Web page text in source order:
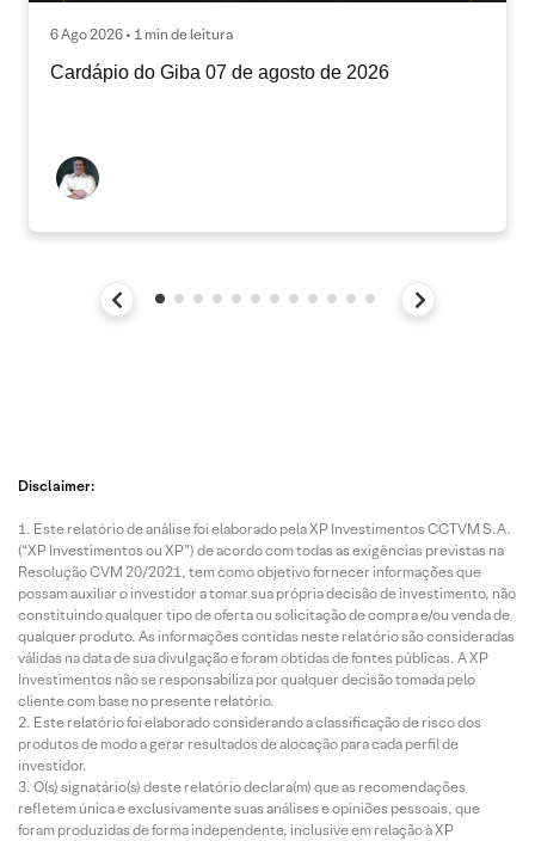
6 Ago 2026 • 1 min de leitura
Cardápio do Giba 07 de agosto de 2026
Disclaimer:
Este relatório de análise foi elaborado pela XP Investimentos CCTVM S.A.
(“XP Investimentos ou XP”) de acordo com todas as exigências previstas na
Resolução CVM 20/2021, tem como objetivo fornecer informações que
possam auxiliar o investidor a tomar sua própria decisão de investimento, não
constituindo qualquer tipo de oferta ou solicitação de compra e/ou venda de
qualquer produto. As informações contidas neste relatório são consideradas
válidas na data de sua divulgação e foram obtidas de fontes públicas. A XP
Investimentos não se responsabiliza por qualquer decisão tomada pelo
cliente com base no presente relatório.
Este relatório foi elaborado considerando a classificação de risco dos
produtos de modo a gerar resultados de alocação para cada perfil de
investidor.
O(s) signatário(s) deste relatório declara(m) que as recomendações
refletem única e exclusivamente suas análises e opiniões pessoais, que
foram produzidas de forma independente, inclusive em relação à XP